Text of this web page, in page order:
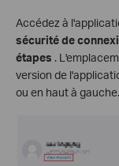
Accédez à
sécurité de
étapes .
version de
ou en haut à gauche.